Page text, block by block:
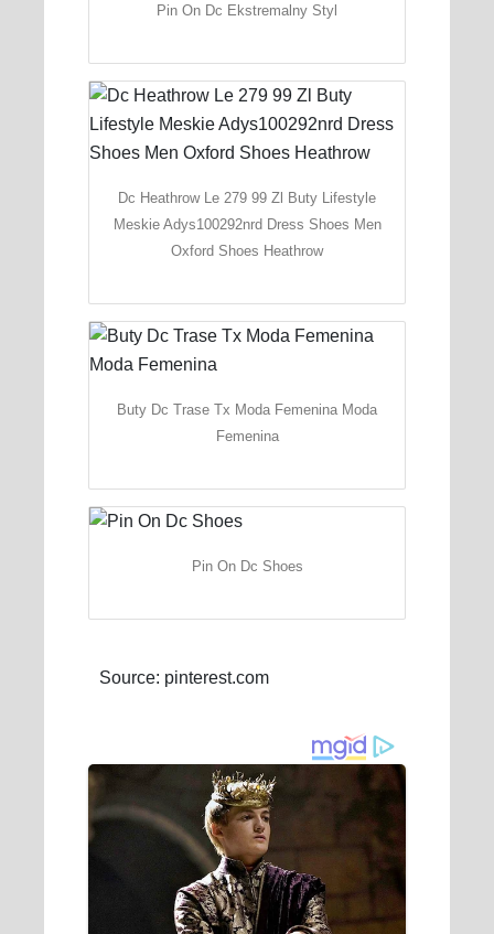
Pin On Dc Ekstremalny Styl
Dc Heathrow Le 279 99 Zl Buty Lifestyle
Meskie Adys100292nrd Dress Shoes Men
Oxford Shoes Heathrow
Buty Dc Trase Tx Moda Femenina Moda
Femenina
Pin On Dc Shoes
Source: pinterest.com